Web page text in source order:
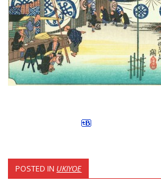
POSTED IN UKIYOE